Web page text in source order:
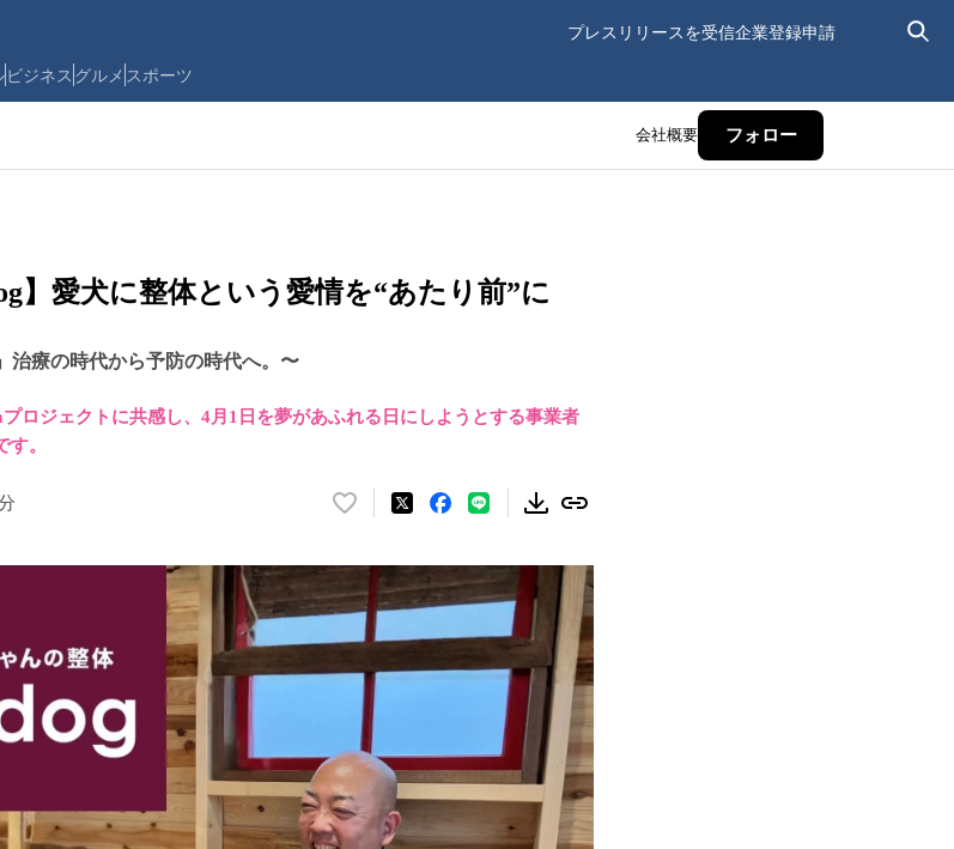
プレスリリースを受信企業登録申請
ビジネス グルメ スポーツ
会社概要 フォロー
】愛犬に整体という愛情を“あたり前”に
治療の時代から予防の時代へ。〜
ロジェクトに共感し、4月1日を夢があふれる日にしようとする事業者
。
い
ね
！
数
を
み
込
み
中
で
す